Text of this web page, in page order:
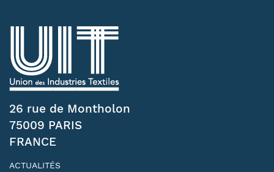
26 rue de Montholon
75009 PARIS
FRANCE
ACTUALITÉS